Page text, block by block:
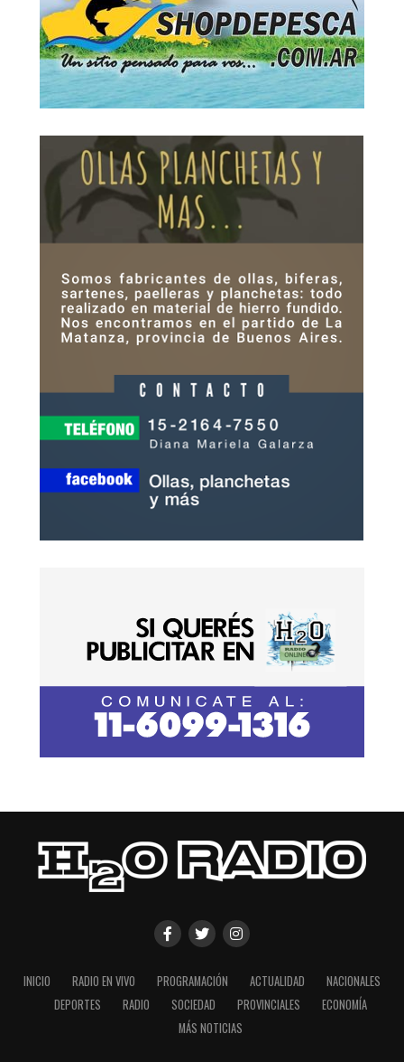
INICIO RADIO EN VIVO PROGRAMACIÓN ACTUALIDAD
NACIONALES
DEPORTES
RADIO SOCIEDAD PROVINCIALES
ECONOMÍA
MÁS NOTICIAS